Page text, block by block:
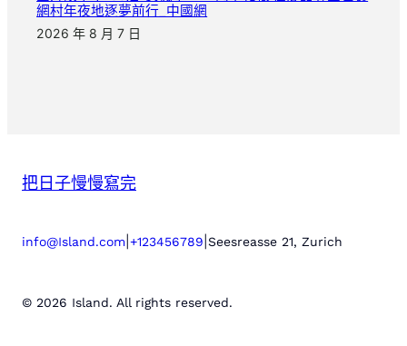
網村年夜地逐夢前行_中國網
2026 年 8 月 7 日
把日子慢慢寫完
info@Island.com +123456789 Seesreasse 21, Zurich
© 2026 Island. All rights reserved.